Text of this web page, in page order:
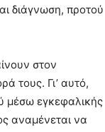
διάγνωση, προτού
στον
τους. Γι’ αυτό,
μέσω εγκεφαλικής
αναμένεται να